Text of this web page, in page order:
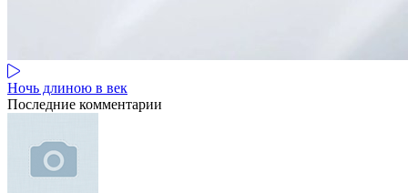
Ночь длиною в век
Последние комментарии